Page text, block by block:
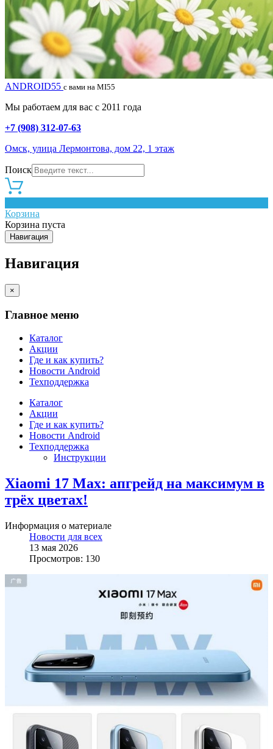
ANDROID55 с вами на MI55
Мы работаем для вас с 2011 года
+7 (908) 312-07-63
Омск, улица Лермонтова, дом 22, 1 этаж
Поиск
Корзина
Корзина пуста
Навигация
Навигация
×
Главное меню
Каталог
Акции
Где и как купить?
Новости Android
Техподдержка
Каталог
Акции
Где и как купить?
Новости Android
Техподдержка
Инструкции
Xiaomi 17 Max: апгрейд на максимум в
трёх цветах!
Информация о материале
Новости для всех
13 мая 2026
Просмотров: 130